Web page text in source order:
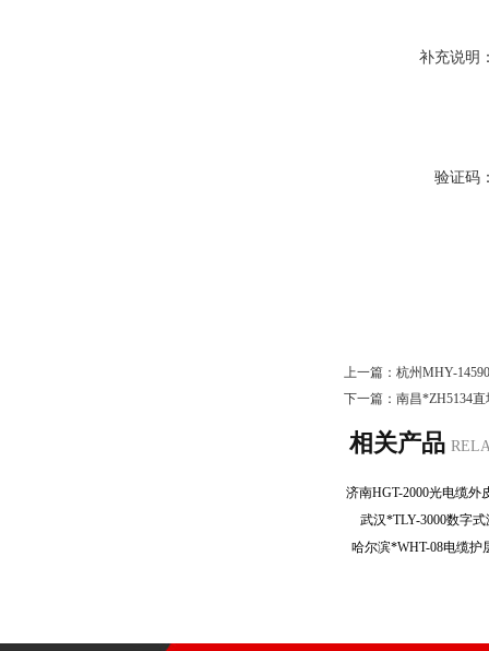
补充说明
验证码
上一篇： 杭州MHY-
下一篇： 南昌*ZH5134
相关产品
武汉*TLY-3000数字
哈尔滨*WHT-08电缆